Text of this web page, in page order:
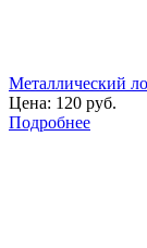
Металлический
Цена: 120 руб.
Подробнее